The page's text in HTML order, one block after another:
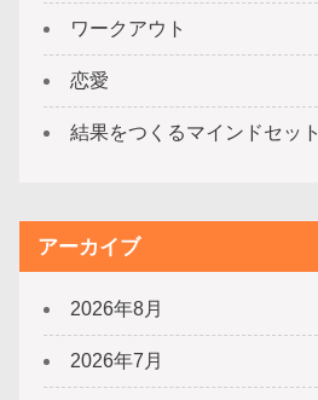
ワークアウト
恋愛
結果をつくるマインドセット
アーカイブ
2026年8月
2026年7月